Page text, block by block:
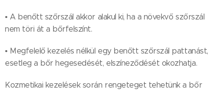
• A benőtt szőrszál akkor alakul ki, ha a növekvő szőrszál
nem töri át a bőrfelszínt.
• Megfelelő kezelés nélkül egy benőtt szőrszál pattanást,
esetleg a bőr hegesedését, elszíneződését okozhatja.
Kozmetikai kezelések során rengeteget tehetünk a bőr